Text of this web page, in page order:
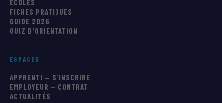
ÉCOLES
FICHES PRATIQUES
GUIDE 2026
QUIZ D'ORIENTATION
ESPACES
APPRENTI — S'INSCRIRE
EMPLOYEUR — CONTRAT
ACTUALITÉS